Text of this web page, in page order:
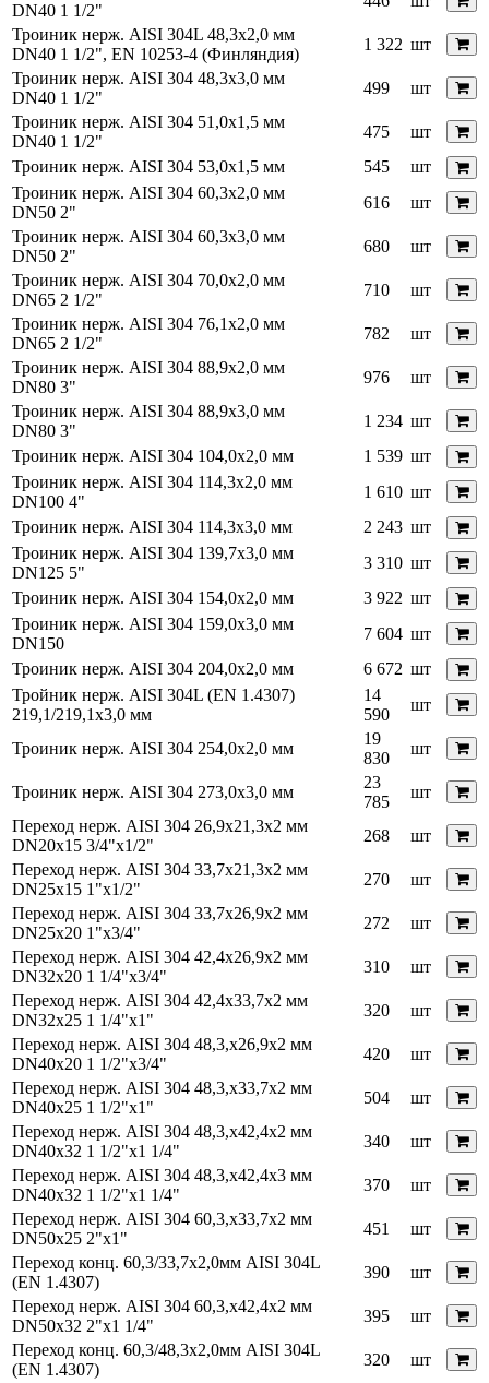
DN40 1 1/2"
Троиник нерж. AISI 304L 48,3х2,0 мм
DN40 1 1/2", EN 10253-4 (Финляндия)
1 322 шт
Троиник нерж. AISI 304 48,3х3,0 мм
DN40 1 1/2"
499
шт
Троиник нерж. AISI 304 51,0х1,5 мм
DN40 1 1/2"
475
шт
Троиник нерж. AISI 304 53,0х1,5 мм
545
шт
Троиник нерж. AISI 304 60,3х2,0 мм
DN50 2"
616
шт
Троиник нерж. AISI 304 60,3х3,0 мм
DN50 2"
680
шт
Троиник нерж. AISI 304 70,0х2,0 мм
DN65 2 1/2"
710
шт
Троиник нерж. AISI 304 76,1х2,0 мм
DN65 2 1/2"
782
шт
Троиник нерж. AISI 304 88,9х2,0 мм
DN80 3"
976
шт
Троиник нерж. AISI 304 88,9х3,0 мм
DN80 3"
1 234 шт
Троиник нерж. AISI 304 104,0х2,0 мм
1 539 шт
Троиник нерж. AISI 304 114,3х2,0 мм
DN100 4"
1 610 шт
Троиник нерж. AISI 304 114,3х3,0 мм
2 243 шт
Троиник нерж. AISI 304 139,7х3,0 мм
DN125 5"
3 310 шт
Троиник нерж. AISI 304 154,0х2,0 мм
3 922 шт
Троиник нерж. AISI 304 159,0х3,0 мм
DN150
7 604 шт
Троиник нерж. AISI 304 204,0х2,0 мм
6 672 шт
Тройник нерж. AISI 304L (EN 1.4307)
219,1/219,1х3,0 мм
14
590
шт
Троиник нерж. AISI 304 254,0х2,0 мм
19
830
шт
Троиник нерж. AISI 304 273,0х3,0 мм
23
785
шт
Переход нерж. AISI 304 26,9х21,3х2 мм
DN20x15 3/4"x1/2"
268
шт
Переход нерж. AISI 304 33,7х21,3х2 мм
DN25x15 1"x1/2"
270
шт
Переход нерж. AISI 304 33,7х26,9х2 мм
DN25x20 1"x3/4"
272
шт
Переход нерж. AISI 304 42,4х26,9х2 мм
DN32x20 1 1/4"x3/4"
310
шт
Переход нерж. AISI 304 42,4х33,7х2 мм
DN32x25 1 1/4"x1"
320
шт
Переход нерж. AISI 304 48,3,х26,9х2 мм
DN40x20 1 1/2"x3/4"
420
шт
Переход нерж. AISI 304 48,3,х33,7х2 мм
DN40x25 1 1/2"x1"
504
шт
Переход нерж. AISI 304 48,3,х42,4х2 мм
DN40x32 1 1/2"x1 1/4"
340
шт
Переход нерж. AISI 304 48,3,х42,4х3 мм
DN40x32 1 1/2"x1 1/4"
370
шт
Переход нерж. AISI 304 60,3,х33,7х2 мм
DN50x25 2"x1"
451
шт
Переход конц. 60,3/33,7х2,0мм AISI 304L
(EN 1.4307)
390
шт
Переход нерж. AISI 304 60,3,х42,4х2 мм
DN50x32 2"x1 1/4"
395
шт
Переход конц. 60,3/48,3х2,0мм AISI 304L
(EN 1.4307)
320
шт